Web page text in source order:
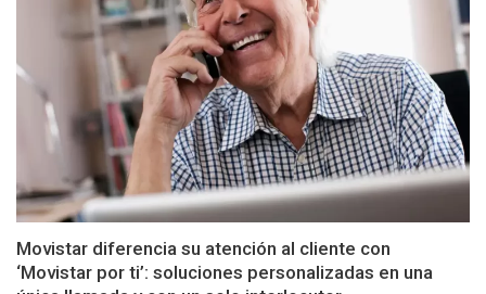
Movistar diferencia su atención al cliente con
‘Movistar por ti’: soluciones personalizadas en una